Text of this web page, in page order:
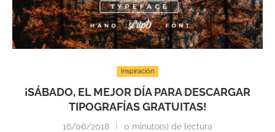
Inspiración
¡SÁBADO, EL MEJOR DÍA PARA DESCARGAR
TIPOGRAFÍAS GRATUITAS!
16/06/2018 0 minuto(s) de lectura